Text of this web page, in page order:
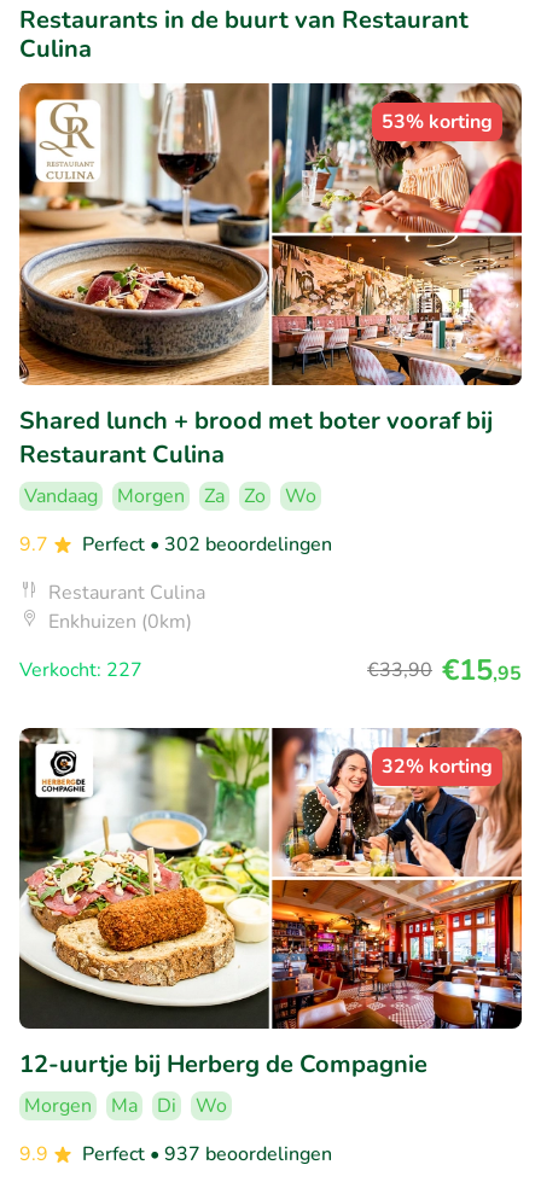
Restaurants in de buurt van Restaurant
Culina
53% korting
Shared lunch + brood met boter vooraf bij
Restaurant Culina
Vandaag Morgen Za Zo
Wo
9.7
Perfect • 302 beoordelingen
Restaurant Culina
Enkhuizen (0km)
Verkocht: 227
€33,90 €15,95
32% korting
12-uurtje bij Herberg de Compagnie
Morgen Ma Di
Wo
9.9
Perfect • 937 beoordelingen